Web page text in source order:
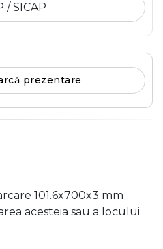
/ SICAP
prezentare
101.6x700x3 mm
acesteia sau a locului